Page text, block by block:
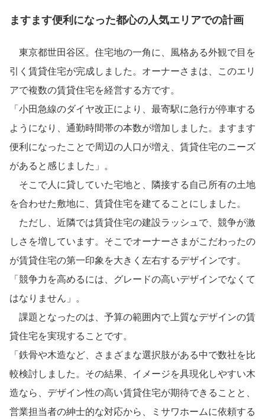
分譲住宅（建売・土地）検索
スムストック検索
分譲マンション検索
売る [MISAWA RELAY]
住まいの売却
これから住まいをご検討の方
多彩な動画やこだわりが詰まった建築実例、注目の最新情報など、住
まいづくりを楽しく学べるデジタルラウンジです。
ホームラウンジ 新築・戸建て
社宅建築
医療・介護・子育て・障がい福祉施設
これから土地活用・賃貸経営をご検討の方
土地活用の基礎から長期安定経営を目指すオーナー様まで、賃貸経営
ホームラウンジ 土地活用・賃貸経営
事業用リノベーション
リフォーム営業所
これからリフォームをご検討の方
実例動画や基礎知識、収納の工夫など、理想の住まいを叶えるリフォ
ームの具体策とアイデアを豊富にご用意しています。
ホームラウンジ リフォーム
事業用地・事業用建物
分譲用地
すべてのフィールドに新しい価値をデザインし、持続可能な未来志向
のまちづくりを実現していきます。
ミサワゼネラルソリューション
ミサワリフォーム
ご相談窓口
お客様センター
ミサワホームオーナーさま・リフォーム工事ご契約者さまとミサワ
ホームを結ぶコミュニケーションサイト。お得・便利・安心なコン
テンツや、ミサワホームからの大切なお知らせなど配信しています。
ミサワオーナーズクラブ
IR情報
SDGs
環境活動
採用情報
新卒者採用
中途採用
障がい者採用
ウエルネス事業
海外事業
ますます便利になった都心の人気エリアでの計画
東京都世田谷区。住宅地の一角に、風格ある外観で目を
引く賃貸住宅が完成しました。オーナーさまは、このエリ
アで複数の賃貸住宅を経営する方です。
「小田急線のダイヤ改正により、最寄駅に急行が停車する
ようになり、通勤時間帯の本数が増加しました。ますます
便利になったことで周辺の人口が増え、賃貸住宅のニーズ
があると感じました」。
そこで人に貸していた宅地と、隣接する自己所有の土地
を合わせた敷地に、賃貸住宅を建てることにしました。
ただし、近隣では賃貸住宅の建設ラッシュで、競争が激
しさを増しています。そこでオーナーさまがこだわったの
が賃貸住宅の第一印象を大きく左右するデザインです。
「競争力を高めるには、グレードの高いデザインでなくて
はなりません」。
課題となったのは、予算の範囲内で上質なデザインの賃
貸住宅を実現することです。
「鉄骨や木造など、さまざまな選択肢がある中で数社を比
較検討しました。その結果、イメージを具現化しやすい木
造なら、デザイン性の高い賃貸住宅が期待できることと、
営業担当者の紳士的な対応から、ミサワホームに依頼する